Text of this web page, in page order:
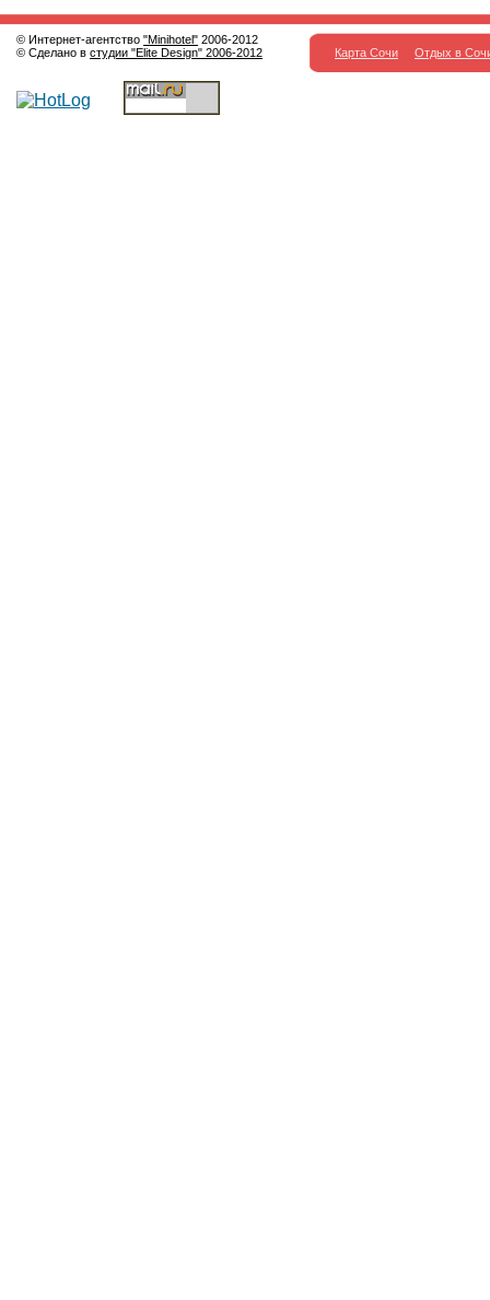
© Интернет-агентство "Minihotel" 2006-2012
© Сделано в студии "Elite Design" 2006-2012 Карта Сочи Отдых в